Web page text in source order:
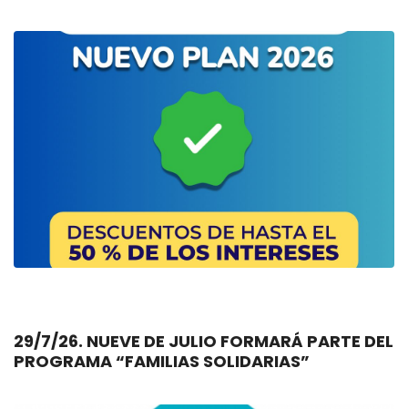
29/7/26. NUEVE DE JULIO FORMARÁ PARTE DEL
PROGRAMA “FAMILIAS SOLIDARIAS”